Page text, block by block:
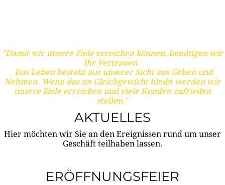
"Damit wir unsere Ziele erreichen können, benötigen wir
Ihr Vertrauen.
Das Leben besteht aus unserer Sicht aus Geben und
Nehmen. Wenn das im Gleichgewicht bleibt werden wir
unsere Ziele erreichen und viele Kunden zufrieden
stellen."
AKTUELLES
Hier möchten wir Sie an den Ereignissen rund um unser
Geschäft teilhaben lassen.
ERÖFFNUNGSFEIER